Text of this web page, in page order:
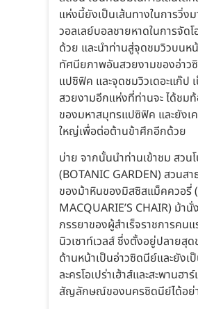
แห่งนี้ยังเป็นเส้นทางในการวิ่ง
วอลเลย์บอลชายหาดในการจัด
ด้วย และนำท่านสู่จุดชมวิวบนห
ทัศนียภาพอันสวยงามของอ่าว
แปซิฟิค และจุดชมวิวเดอะแก๊ป
สวยงามอีกแห่งที่ท่านจะ ได้ชม
ของมหาสมุทรแปซิฟิค และยังเ
ใหญ่เพื่อต่อต้านข้าศึกอีกด้วย
บ่าย จากนั้นนำท่านเข้าชม สวน
(BOTANIC GARDEN) สวนส
ของม้าหินของมิสซิสแม็คควอรี่
MACQUARIE’S CHAIR) ม้า
ภรรยาของผู้สำเร็จราชการคน
นิวเซาท์เวลส์ ซึ่งตั้งอยู่ปลายสุ
ด้านหน้าเป็นอ่าวซิดนีย์และยังเ
ละครโอเปร่าเฮ้าส์และสะพานฮา
สัญลักษณ์ของนครซิดนีย์ได้อย่